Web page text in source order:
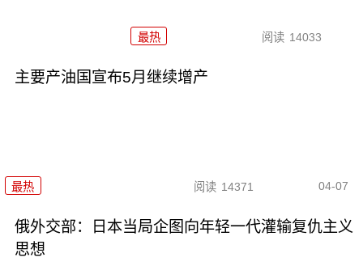
最热 阅读 14033
主要产油国宣布5月继续增产
最热 阅读 14371 04-07
俄外交部：日本当局企图向年轻一代灌输复仇主义
思想